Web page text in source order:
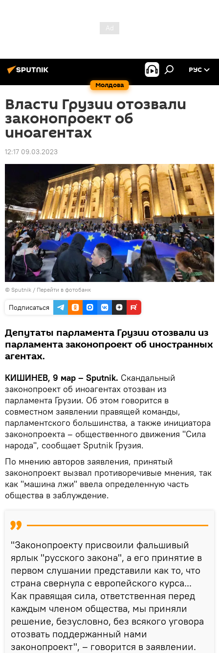
Молдова
РУС
Власти Грузии отозвали
законопроект об
иноагентах
12:17 09.03.2023
© Sputnik / Перейти в фотобанк
Подписаться
Депутаты парламента Грузии отозвали из
парламента законопроект об иностранных
агентах.
КИШИНЕВ, 9 мар – Sputnik. Скандальный
законопроект об иноагентах отозван из
парламента Грузии. Об этом говорится в
совместном заявлении правящей команды,
парламентского большинства, а также инициатора
законопроекта – общественного движения "Сила
народа", сообщает Sputnik Грузия.
По мнению авторов заявления, принятый
законопроект вызвал противоречивые мнения, так
как "машина лжи" ввела определенную часть
общества в заблуждение.
"Законопроекту присвоили фальшивый
ярлык "русского закона", а его принятие в
первом слушании представили как то, что
страна свернула с европейского курса...
Как правящая сила, ответственная перед
каждым членом общества, мы приняли
решение, безусловно, без всякого уговора
отозвать поддержанный нами
законопроект", – говорится в заявлении.